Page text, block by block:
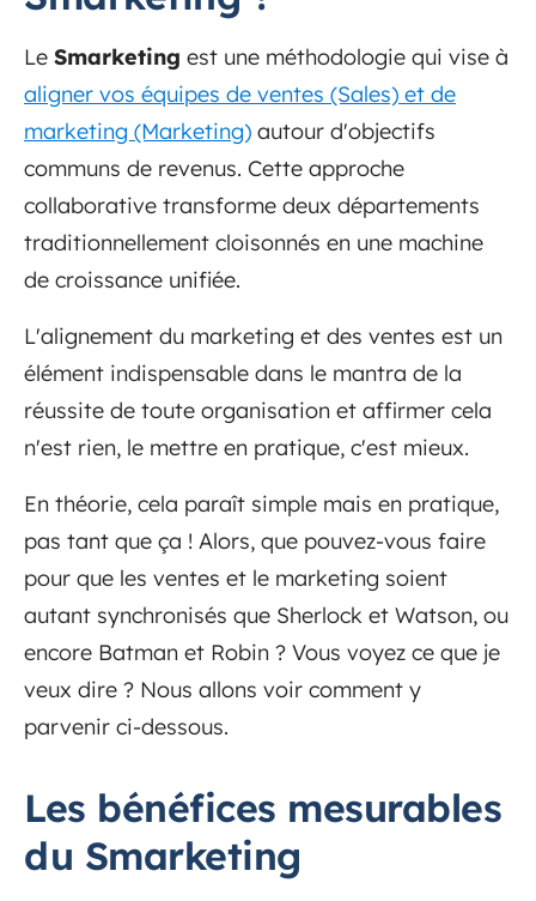
Le Smarketing est une méthodologie qui vise à
aligner vos équipes de ventes (Sales) et de
marketing (Marketing) autour d'objectifs
communs de revenus. Cette approche
collaborative transforme deux départements
traditionnellement cloisonnés en une machine
de croissance unifiée.
L'alignement du marketing et des ventes est un
élément indispensable dans le mantra de la
réussite de toute organisation et affirmer cela
n'est rien, le mettre en pratique, c'est mieux.
En théorie, cela paraît simple mais en pratique,
pas tant que ça ! Alors, que pouvez-vous faire
pour que les ventes et le marketing soient
autant synchronisés que Sherlock et Watson, ou
encore Batman et Robin ? Vous voyez ce que je
veux dire ? Nous allons voir comment y
parvenir ci-dessous.
Les bénéfices mesurables
du Smarketing